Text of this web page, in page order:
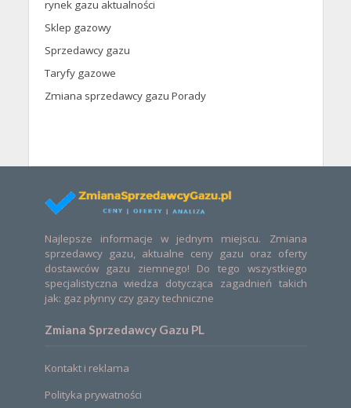
rynek gazu aktualności
Sklep gazowy
Sprzedawcy gazu
Taryfy gazowe
Zmiana sprzedawcy gazu Porady
Najlepsze informacje w jednym miejscu. Zmiana
sprzedawcy gazu, aktualne ceny gazu oraz oferty
dostawców gazu ziemnego! Do tego wszystkiego
specjalistyczna wiedza dotycząca zagadnień takich
jak: gaz płynny czy gazy techniczne
Zmiana Sprzedawcy Gazu PL
Kontakt i reklama
Polityka prywatności